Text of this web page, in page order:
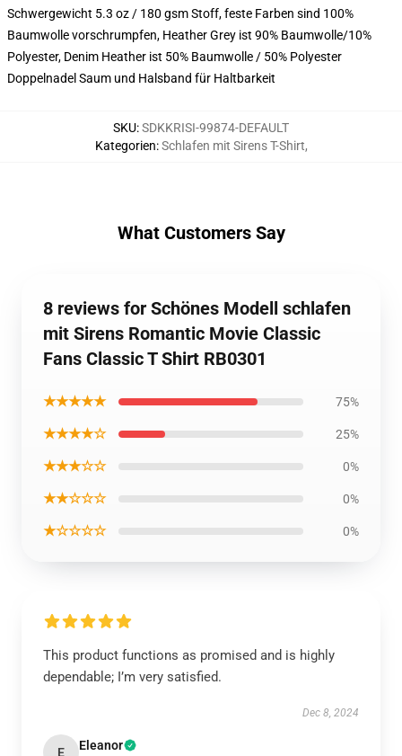
Schwergewicht 5.3 oz / 180 gsm Stoff, feste Farben sind 100%
Baumwolle vorschrumpfen, Heather Grey ist 90% Baumwolle/10%
Polyester, Denim Heather ist 50% Baumwolle / 50% Polyester
Doppelnadel Saum und Halsband für Haltbarkeit
SKU:SDKKRISI-99874-DEFAULT
Kategorien:Schlafen mit Sirens T-Shirt,
What Customers Say
8 reviews for Schönes Modell schlafen
mit Sirens Romantic Movie Classic
Fans Classic T Shirt RB0301
★★★★★ 75%
★★★★☆ 25%
★★★☆☆ 0%
★★☆☆☆ 0%
★☆☆☆☆ 0%
This product functions as promised and is highly
dependable; I’m very satisfied.
Dec 8, 2024
E Eleanor